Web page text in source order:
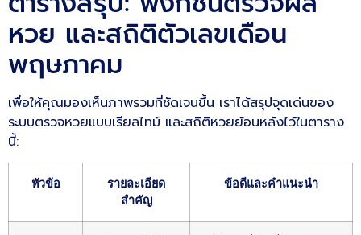
หวย และสถิติตัวเลขเดือน
พฤษภาคม
เพื่อให้คุณมองเห็นภาพรวมที่ชัดเจนขึ้น เราได้สรุปจุดเด่นของ
ระบบตรวจหวยแบบเรียลไทม์ และสถิติหวยย้อนหลังไว้ในตาราง
นี้:
หัวข้อ
รายละเอียด
สำคัญ
ข้อดีและคำแนะนำ